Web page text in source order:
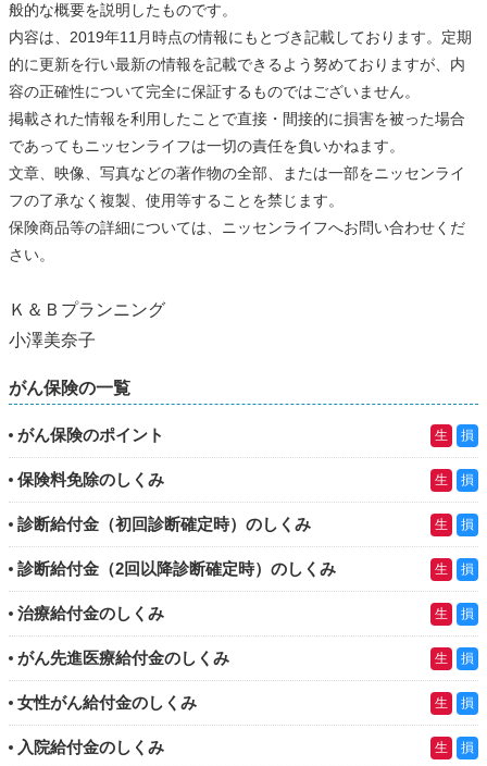
般的な概要を説明したものです。
内容は、2019年11月時点の情報にもとづき記載しております。定期
的に更新を行い最新の情報を記載できるよう努めておりますが、内
容の正確性について完全に保証するものではございません。
掲載された情報を利用したことで直接・間接的に損害を被った場合
であってもニッセンライフは一切の責任を負いかねます。
文章、映像、写真などの著作物の全部、または一部をニッセンライ
フの了承なく複製、使用等することを禁じます。
保険商品等の詳細については、ニッセンライフへお問い合わせくだ
さい。
Ｋ＆Ｂプランニング
小澤美奈子
がん保険の一覧
がん保険のポイント 生 損
保険料免除のしくみ 生 損
診断給付金（初回診断確定時）のしくみ 生 損
診断給付金（2回以降診断確定時）のしくみ 生 損
治療給付金のしくみ 生 損
がん先進医療給付金のしくみ 生 損
女性がん給付金のしくみ 生 損
入院給付金のしくみ 生 損